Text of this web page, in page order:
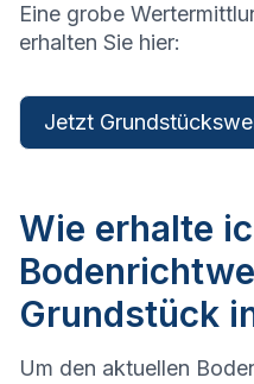
Eine grobe
erhalten Sie hier:
Jetzt
Wie erhalte
Grundstück
Um den aktuellen